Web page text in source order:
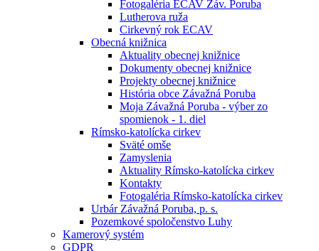
Fotogaléria ECAV Záv. Poruba
Lutherova ruža
Cirkevný rok ECAV
Obecná knižnica
Aktuality obecnej knižnice
Dokumenty obecnej knižnice
Projekty obecnej knižnice
História obce Závažná Poruba
Moja Závažná Poruba - výber zo
spomienok - 1. diel
Rímsko-katolícka cirkev
Sväté omše
Zamyslenia
Aktuality Rímsko-katolícka cirkev
Kontakty
Fotogaléria Rímsko-katolícka cirkev
Urbár Závažná Poruba, p. s.
Pozemkové spoločenstvo Luhy
Kamerový systém
GDPR